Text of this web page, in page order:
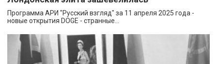
Программа АРИ "Русский взгляд" за 11 апреля 2025 года -
новые открытия DOGE - странные...